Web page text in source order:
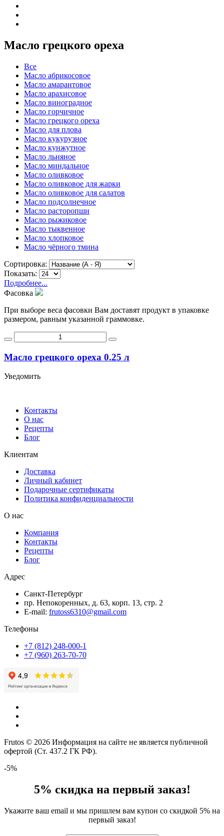
Масло грецкого ореха
Все
Масло абрикосовое
Масло амарантовое
Масло арахисовое
Масло виноградное
Масло горчичное
Масло грецкого ореха
Масло для плова
Масло кукурузное
Масло кунжутное
Масло льняное
Масло миндальное
Масло оливковое
Масло оливковое для жарки
Масло оливковое для салатов
Масло подсолнечное
Масло расторопши
Масло рыжиковое
Масло тыквенное
Масло хлопковое
Масло чёрного тмина
Сортировка:
Показать:
Подробнее...
Фасовка
При выборе веса фасовки Вам доставят продукт в упаковке
размером, равным указанной граммовке.
Масло грецкого ореха 0.25 л
Уведомить
Контакты
О нас
Рецепты
Блог
Клиентам
Доставка
Личный кабинет
Подарочные сертификаты
Политика конфиденциальности
О нас
Компания
Контакты
Рецепты
Блог
Адрес
Санкт-Петербург
пр. Непокоренных, д. 63, корп. 13, стр. 2
E-mail: frutoss6310@gmail.com
Телефоны
+7 (812) 248-000-1
+7 (960) 263-70-70
Frutos © 2026 Информация на сайте не является публичной
офертой (Ст. 437.2 ГК РФ).
-5%
5% скидка на первый заказ!
Укажите ваш email и мы пришлем вам купон со скидкой 5% на
первый заказ!